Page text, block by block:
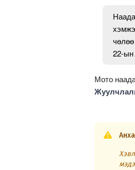
22-ын
Мото